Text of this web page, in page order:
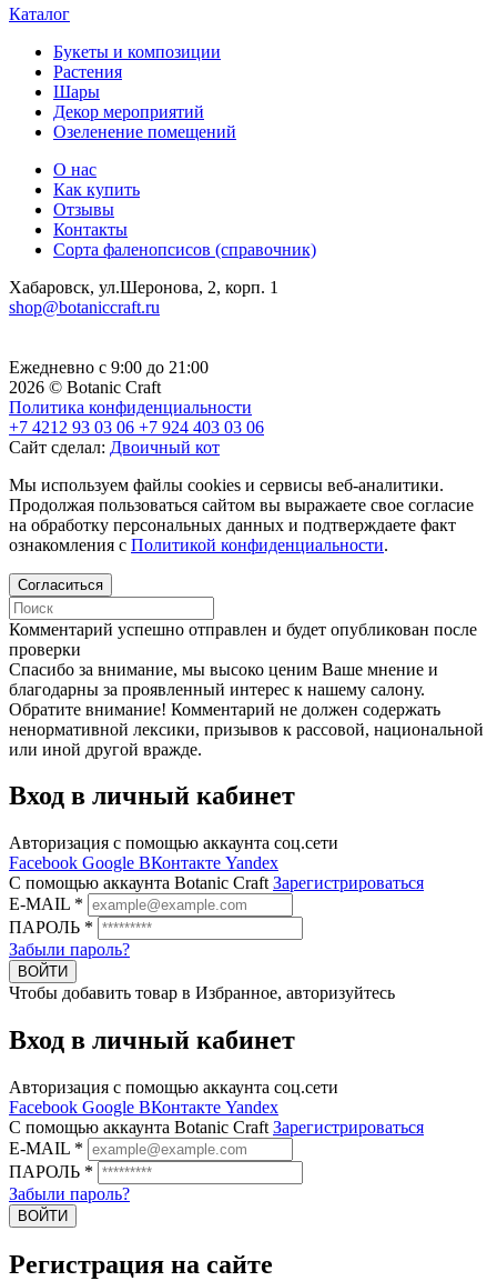
Каталог
Букеты и композиции
Растения
Шары
Декор мероприятий
Озеленение помещений
О нас
Как купить
Отзывы
Контакты
Сорта фаленопсисов (справочник)
Хабаровск, ул.Шеронова, 2, корп. 1
shop@botaniccraft.ru
Ежедневно с 9:00 до 21:00
2026 © Botanic Craft
Политика конфиденциальности
+7 4212 93 03 06 +7 924 403 03 06
Сайт сделал: Двоичный кот
Мы используем файлы cookies и сервисы веб-аналитики.
Продолжая пользоваться сайтом вы выражаете свое согласие
на обработку персональных данных и подтверждаете факт
ознакомления с Политикой конфиденциальности.
Согласиться
Комментарий успешно отправлен и будет опубликован после
проверки
Cпасибо за внимание, мы высоко ценим Ваше мнение и
благодарны за проявленный интерес к нашему салону.
Обратите внимание! Комментарий не должен содержать
ненормативной лексики, призывов к рассовой, национальной
или иной другой вражде.
Вход в личный кабинет
Авторизация с помощью аккаунта соц.сети
Facebook Google ВКонтакте Yandex
C помощью аккаунта Botanic Craft Зарегистрироваться
E-MAIL *
ПАРОЛЬ *
Забыли пароль?
ВОЙТИ
Чтобы добавить товар в Избранное, авторизуйтесь
Вход в личный кабинет
Авторизация с помощью аккаунта соц.сети
Facebook Google ВКонтакте Yandex
C помощью аккаунта Botanic Craft Зарегистрироваться
E-MAIL *
ПАРОЛЬ *
Забыли пароль?
ВОЙТИ
Регистрация на сайте